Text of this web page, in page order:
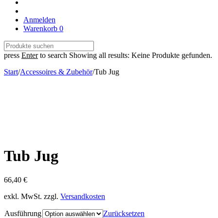
Anmelden
Warenkorb 0
press Enterto search Showing all results: Keine Produkte gefunden.
Start/Accessoires & Zubehör/Tub Jug
Tub Jug
66,40 €
exkl. MwSt. zzgl. Versandkosten
Ausführung
Zurücksetzen